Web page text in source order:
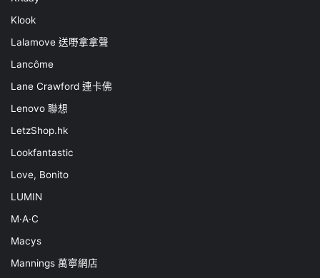
Klook
Lalamove 送嘢拿拿聲
Lancôme
Lane Crawford 連卡佛
Lenovo 聯想
LetzShop.hk
Lookfantastic
Love, Bonito
LUMIN
M·A·C
Macys
Mannings 萬寧網店